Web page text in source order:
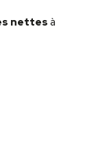
nettes à